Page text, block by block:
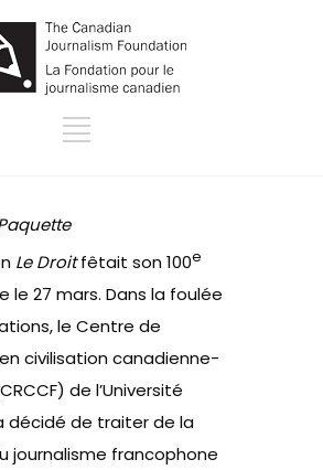
Le Droitfêtait son 100e
le 27 mars. Dans la foulée
le Centre de
civilisation canadienne-
de l’Université
décidé de traiter de la
journalisme francophone